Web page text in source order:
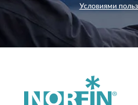
Условиями